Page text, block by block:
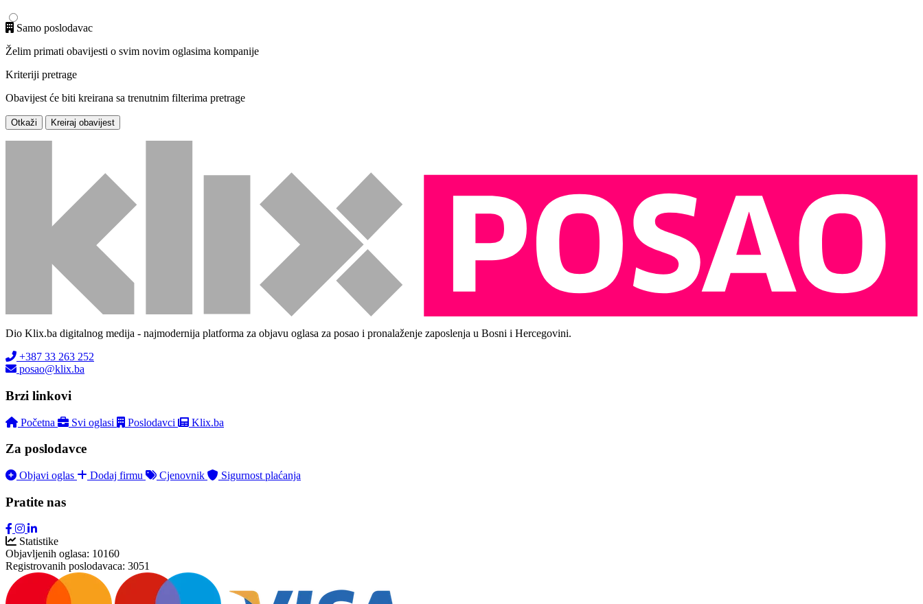
Samo poslodavac
Želim primati obavijesti o svim novim oglasima kompanije
Kriteriji pretrage
Obavijest će biti kreirana sa trenutnim filterima pretrage
Otkaži Kreiraj obavijest
Dio Klix.ba digitalnog medija - najmodernija platforma za objavu oglasa za posao i pronalaženje zaposlenja u Bosni i Hercegovini.
+387 33 263 252
posao@klix.ba
Brzi linkovi
Početna Svi oglasi Poslodavci Klix.ba
Za poslodavce
Objavi oglas Dodaj firmu Cjenovnik Sigurnost plaćanja
Pratite nas
Statistike
Objavljenih oglasa: 10160
Registrovanih poslodavaca: 3051